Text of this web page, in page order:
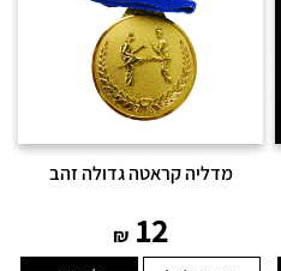
מדליה קראטה גדולה זהב
12
₪